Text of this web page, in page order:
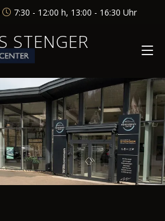
7:30 - 12:00 h, 13:00 - 16:30 Uhr
STENGER